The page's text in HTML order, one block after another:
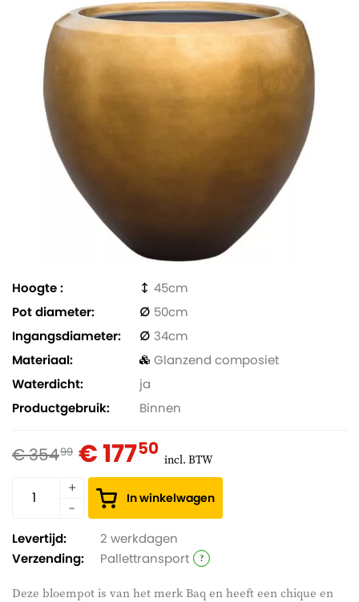
Deze bloempot is van het merk Baq en heeft een chique en
Hoogte
45
Pot diameter
50
Ingangsdiameter
34
Materiaal
Glanzend composiet
Waterdicht
ja
Productgebruik
Binnen
€ 35499 € 17750 incl. BTW
In winkelwagen
Levertijd:
2 werkdagen
Verzending:
Pallettransport